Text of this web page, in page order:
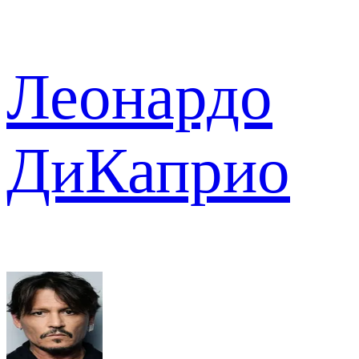
Леонардо
ДиКаприо